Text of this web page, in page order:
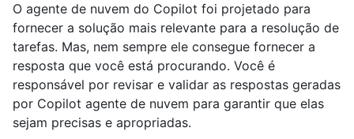
O agente de nuvem do Copilot foi projetado para
fornecer a solução mais relevante para a resolução de
tarefas. Mas, nem sempre ele consegue fornecer a
resposta que você está procurando. Você é
responsável por revisar e validar as respostas geradas
por Copilot agente de nuvem para garantir que elas
sejam precisas e apropriadas.